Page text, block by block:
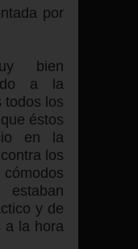
por
bien
a la
todos los
éstos
en la
los
y de
a la hora